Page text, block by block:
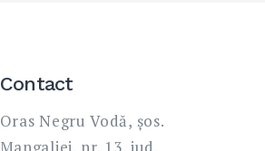
Contact
Oras Negru Vodă, șos.